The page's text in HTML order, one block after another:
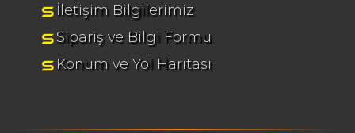
İletişim Bilgilerimiz
Sipariş ve Bilgi Formu
Konum ve Yol Haritası